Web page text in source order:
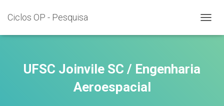
Ciclos OP - Pesquisa
O
UFSC Joinvile SC / Engenharia
Aeroespacial